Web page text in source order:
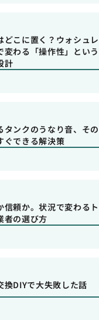
どこに置く？ウォシュレ
変わる「操作性」という
計
タンクのうなり音、その
ぐできる解決策
信頼か。状況で変わるト
者の選び方
換DIYで大失敗した話